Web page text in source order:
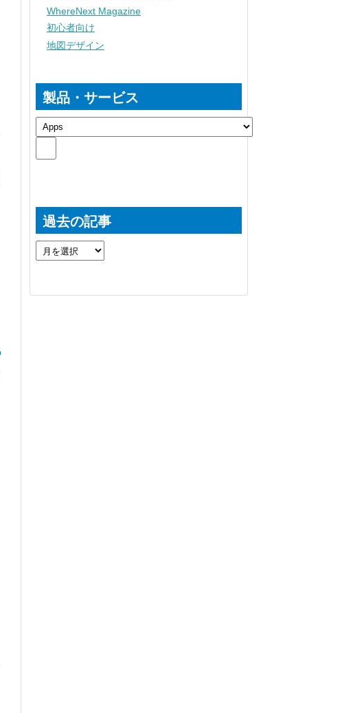
WhereNext Magazine
初心者向け
地図デザイン
製品・サービス
過去の記事